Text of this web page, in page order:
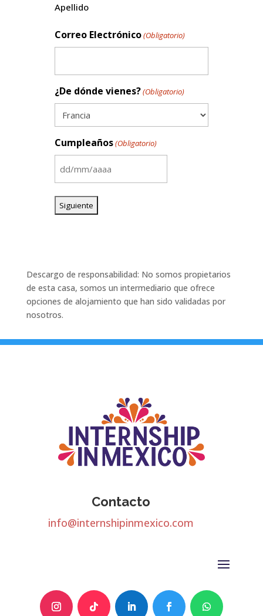
Apellido
Correo Electrónico(Obligatorio)
¿De dónde vienes?(Obligatorio)
Cumpleaños(Obligatorio)
DD
MM
barra
Descargo de responsabilidad: No somos propietarios
de esta casa, somos un intermediario que ofrece
opciones de alojamiento que han sido validadas por
nosotros.
Contacto
info@internshipinmexico.com